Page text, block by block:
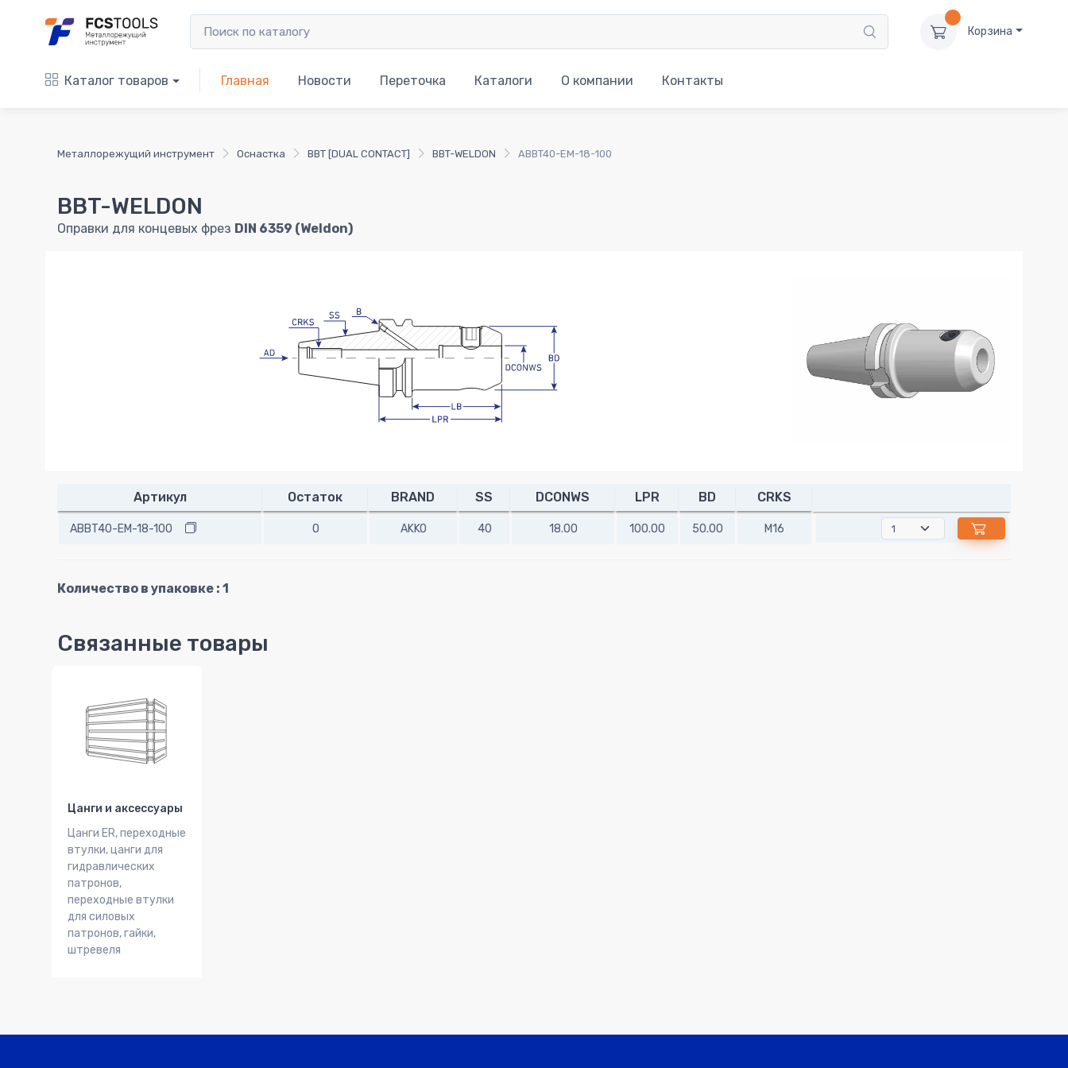
Корзина
Каталог товаров Главная Новости Переточка Каталоги О компании Контакты
Металлорежущий инструмент Оснастка BBT [DUAL CONTACT] BBT-WELDON ABBT40-EM-18-100
BBT-WELDON
Оправки для концевых фрез DIN 6359 (Weldon)
Артикул Остаток BRAND SS DCONWS LPR BD CRKS
ABBT40-EM-18-100 0 AKKO 40 18.00 100.00 50.00 M16
Количество в упаковке : 1
Связанные товары
Цанги и аксессуары
Цанги ER, переходные
втулки, цанги для
гидравлических
патронов,
переходные втулки
для силовых
патронов, гайки,
штревеля